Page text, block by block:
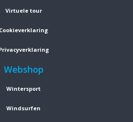
Virtuele tour
Cookieverklaring
Webshop
Wintersport
Windsurfen